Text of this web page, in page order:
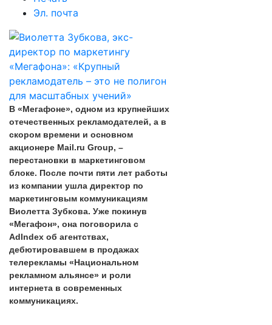
Эл. почта
В «Мегафоне», одном из крупнейших
отечественных рекламодателей, а в
скором времени и основном
акционере Mail.ru Group, –
перестановки в маркетинговом
блоке. После почти пяти лет работы
из компании ушла директор по
маркетинговым коммуникациям
Виолетта Зубкова. Уже покинув
«Мегафон», она поговорила с
AdIndex об агентствах,
дебютировавшем в продажах
телерекламы «Национальном
рекламном альянсе» и роли
интернета в современных
коммуникациях.